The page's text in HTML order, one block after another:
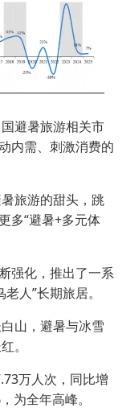
避暑旅游相关市
内需、刺激消费的
旅游的甜头，跳
多“避暑+多元体
强化，推出了一系
人”长期旅居。
山，避暑与冰雪
。
万人次，同比增
为全年高峰。